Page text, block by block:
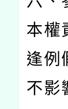
本權
逢例
不影